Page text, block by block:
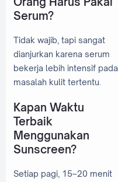
Serum?
Tidak wajib, tapi sangat
dianjurkan karena serum
bekerja lebih intensif pada
masalah kulit tertentu.
Kapan Waktu
Terbaik
Menggunakan
Sunscreen?
Setiap pagi, 15–20 menit